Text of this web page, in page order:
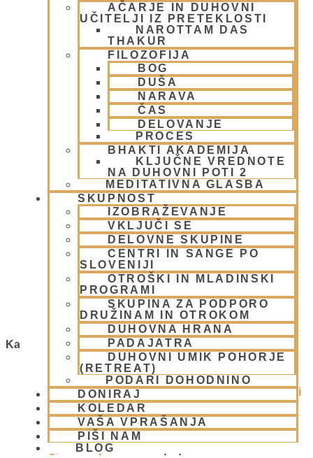
AČARJE IN DUHOVNI
UČITELJI IZ PRETEKLOSTI
NAROTTAM DAS
THAKUR
FILOZOFIJA
BOG
DUŠA
NARAVA
ČAS
DELOVANJE
PROCES
BHAKTI AKADEMIJA
KLJUČNE VREDNOTE
NA DUHOVNI POTI 2
MEDITATIVNA GLASBA
SKUPNOST
IZOBRAŽEVANJE
VKLJUČI SE
DELOVNE SKUPINE
CENTRI IN SANGE PO
SLOVENIJI
OTROŠKI IN MLADINSKI
PROGRAMI
SKUPINA ZA PODPORO
DRUŽINAM IN OTROKOM
DUHOVNA HRANA
PADAJATRA
DUHOVNI UMIK POHORJE
(RETREAT)
PODARI DOHODNINO
DONIRAJ
KOLEDAR
VAŠA VPRAŠANJA
PIŠI NAM
BLOG
Narasimha
6 aprila, 2008
Parašurama
6 aprila, 2008
Preberi več »
Preberi več »
Kategorije
1.Blog(26)
Ačarje v sampradaji – duhovni učitelji iz preteklosti
(9)
Animacije(1)
Arhiv(4)
Bog, živo bitje in narava